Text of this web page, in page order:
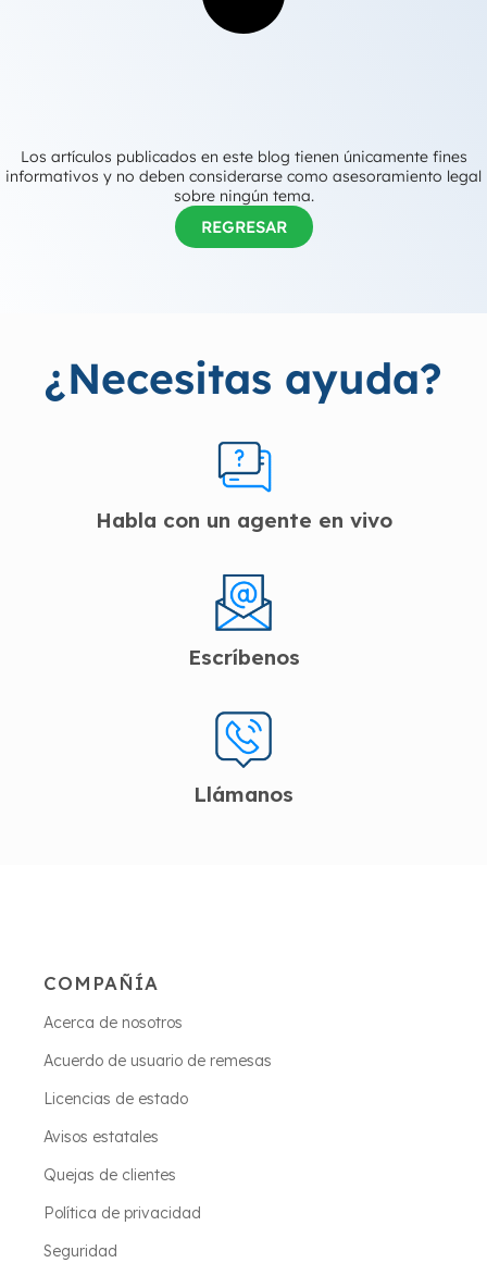
Los artículos publicados en este blog tienen únicamente fines
informativos y no deben considerarse como asesoramiento legal
sobre ningún tema.
REGRESAR
¿Necesitas ayuda?
Habla con un agente en vivo
Escríbenos
Llámanos
COMPAÑÍA
Acerca de nosotros
Acuerdo de usuario de remesas
Licencias de estado
Avisos estatales
Quejas de clientes
Política de privacidad
Seguridad